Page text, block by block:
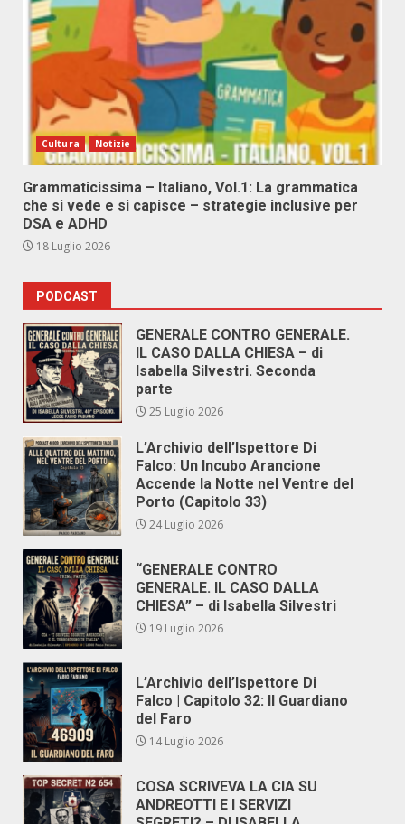
Cultura Notizie
Grammaticissima – Italiano, Vol.1: La grammatica
che si vede e si capisce – strategie inclusive per
DSA e ADHD
18 Luglio 2026
PODCAST
GENERALE CONTRO GENERALE.
IL CASO DALLA CHIESA – di
Isabella Silvestri. Seconda
parte
25 Luglio 2026
L’Archivio dell’Ispettore Di
Falco: Un Incubo Arancione
Accende la Notte nel Ventre del
Porto (Capitolo 33)
24 Luglio 2026
“GENERALE CONTRO
GENERALE. IL CASO DALLA
CHIESA” – di Isabella Silvestri
19 Luglio 2026
L’Archivio dell’Ispettore Di
Falco | Capitolo 32: Il Guardiano
del Faro
14 Luglio 2026
COSA SCRIVEVA LA CIA SU
ANDREOTTI E I SERVIZI